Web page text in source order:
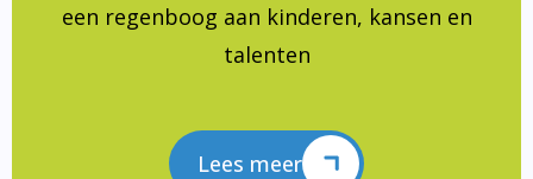
een regenboog aan kinderen, kansen en
talenten
Lees meer